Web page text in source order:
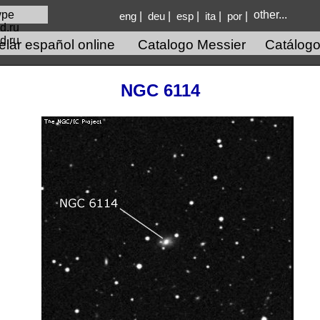
eng deu esp ita por other...
español online Catalogo Messier
NGC 6114